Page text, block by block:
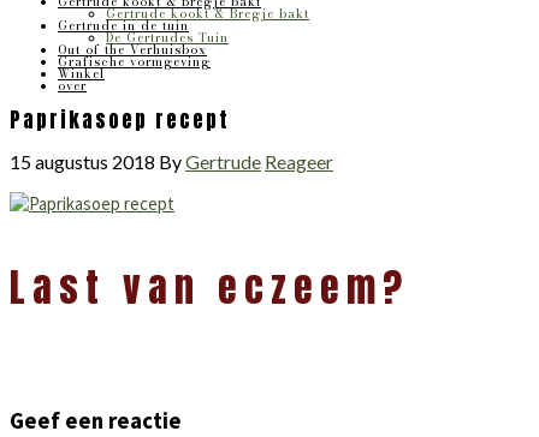
Gertrude kookt & Bregje bakt
Gertrude in de tuin
De Gertrudes Tuin
Out of the Verhuisbox
Grafische vormgeving
Winkel
over
Paprikasoep recept
15 augustus 2018 ByGertrude Reageer
Interacties
Last van eczeem?
Geef een reactie